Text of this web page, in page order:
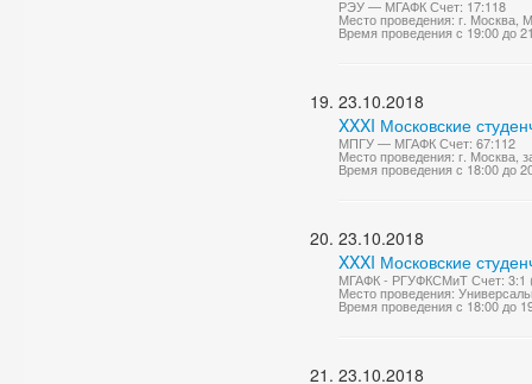
РЭУ — МГАФК Счет: 17:118
Место проведения: г. Москва,
Время проведения с 19:00 до
23.10.2018
XXXI Московские
МПГУ — МГАФК Счет: 67:112
Место проведения: г. Москва,
Время проведения с 18:00 до
23.10.2018
XXXI Московские
МГАФК - РГУФКСМиТ Счет: 3:1
Место проведения:
Время проведения с 18:00 до
23.10.2018